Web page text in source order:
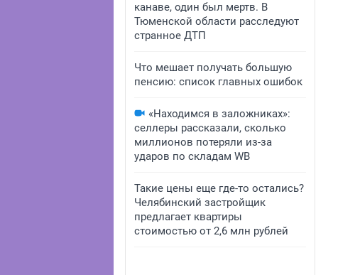
канаве, один был мертв. В
Тюменской области расследуют
странное ДТП
Что мешает получать большую
пенсию: список главных ошибок
«Находимся в заложниках»:
селлеры рассказали, сколько
миллионов потеряли из-за
ударов по складам WB
Такие цены еще где-то остались?
Челябинский застройщик
предлагает квартиры
стоимостью от 2,6 млн рублей